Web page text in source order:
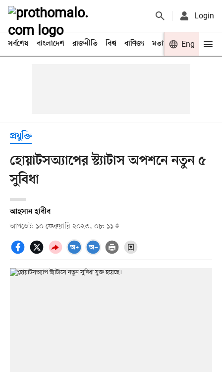
Login
সর্বশেষ বাংলাদেশ রাজনীতি বিশ্ব বাণিজ্য মতামত খেলা
Eng
প্রযুক্তি
হোয়াটসঅ্যাপের স্ট্যাটাস অপশনে নতুন ৫
সুবিধা
আহসান হাবীব
আপডেট: ১০ ফেব্রুয়ারি ২০২৩, ০৮: ১১